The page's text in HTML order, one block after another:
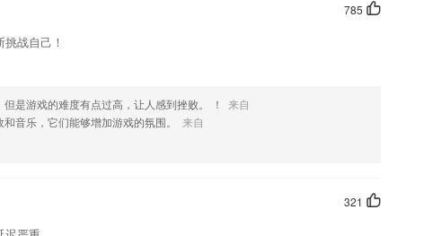
785
战自己！
但是游戏的难度有点过高，让人感到挫败。 ！
来自
音乐，它们能够增加游戏的氛围。
来自
321